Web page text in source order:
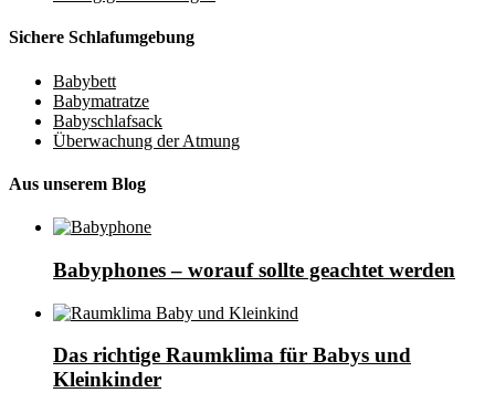
Sichere Schlafumgebung
Babybett
Babymatratze
Babyschlafsack
Überwachung der Atmung
Aus unserem Blog
Babyphones – worauf sollte geachtet werden
Das richtige Raumklima für Babys und
Kleinkinder